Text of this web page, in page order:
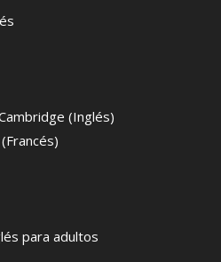
(Inglés)
para adultos